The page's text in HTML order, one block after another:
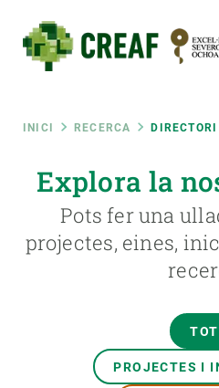
contingut
Fil
d'ariadna
INICI RECERCA
Explora la
Pots fer una
projectes, eines,
TOT
PROJECTES I
RRSS
Featured
INTRANET
menu
CIÈNCIA EN ACCIÓ